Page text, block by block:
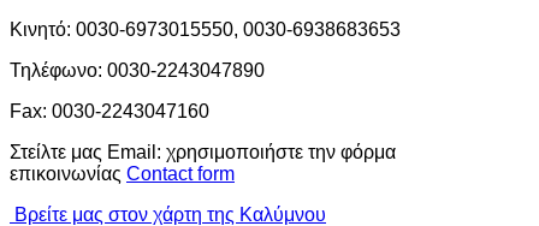
Κινητό: 0030-6973015550, 0030-6938683653
Τηλέφωνο: 0030-2243047890
Fax: 0030-2243047160
Στείλτε μας Email: χρησιμοποιήστε την φόρμα
επικοινωνίας Contact form
Βρείτε μας στον χάρτη της Καλύμνου